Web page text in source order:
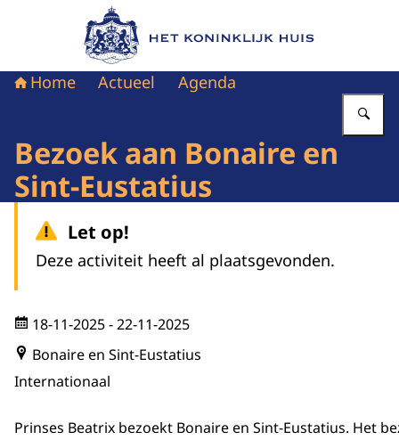
Naar de homepage van Het Koninklijk Huis
Home Actueel Agenda
Bezoek aan Bonaire en
Sint-Eustatius
Let op!
Deze activiteit heeft al plaatsgevonden.
18-11-2025- 22-11-2025
Bonaire en Sint-Eustatius
Internationaal
Prinses Beatrix bezoekt Bonaire en Sint-Eustatius. Het